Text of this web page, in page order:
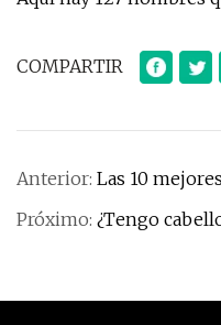
COMPARTIR
Anterior: Las 10
Próximo: ¿Tengo